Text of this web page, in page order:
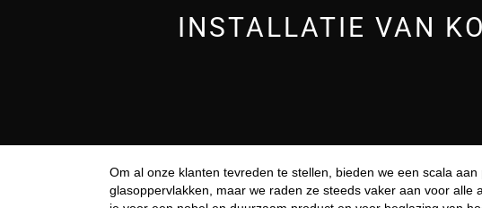
INSTALLATIE VAN
Om al onze klanten tevreden te stellen, bieden we een scala
glasoppervlakken, maar we raden ze steeds vaker aan voor